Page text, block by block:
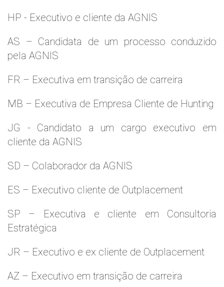
HP - Executivo e cliente da AGNIS
AS – Candidata de um processo conduzido
pela AGNIS
FR – Executiva em transição de carreira
MB – Executiva de Empresa Cliente de Hunting
JG - Candidato a um cargo executivo em
cliente da AGNIS
SD – Colaborador da AGNIS
ES – Executivo cliente de Outplacement
SP – Executiva e cliente em Consultoria
Estratégica
JR – Executivo e ex cliente de Outplacement
AZ – Executivo em transição de carreira